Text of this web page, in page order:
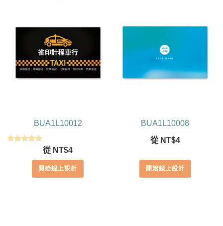
BUA1L10012
滿分 5
從 NT$4
開始線上設計
BUA1L10008
從 NT$4
開始線上設計